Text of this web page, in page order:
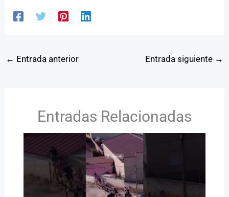
← Entrada anterior Entrada siguiente →
Entradas Relacionadas